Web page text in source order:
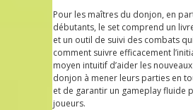
Pour les maîtres du donjon, en
débutants, le set comprend un
et un outil de suivi des combats
comment suivre efficacement
moyen intuitif d’aider les
donjon à mener leurs parties en
et de garantir un gameplay fluide
joueurs.